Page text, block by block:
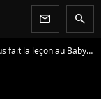
newsletter search
fait la leçon au Baby